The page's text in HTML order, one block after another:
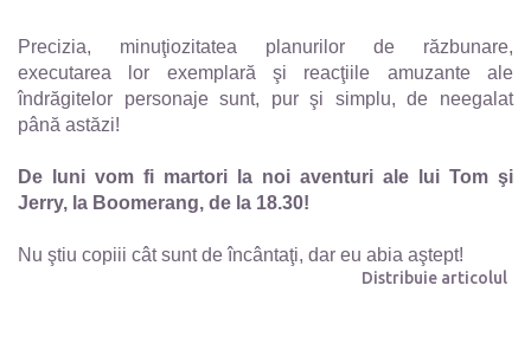
Precizia, minuţiozitatea planurilor de răzbunare,
executarea lor exemplară şi reacţiile amuzante ale
îndrăgitelor personaje sunt, pur şi simplu, de neegalat
până astăzi!
De luni vom fi martori la noi aventuri ale lui Tom şi
Jerry, la Boomerang, de la 18.30!
Nu ştiu copiii cât sunt de încântaţi, dar eu abia aştept!
Distribuie articolul